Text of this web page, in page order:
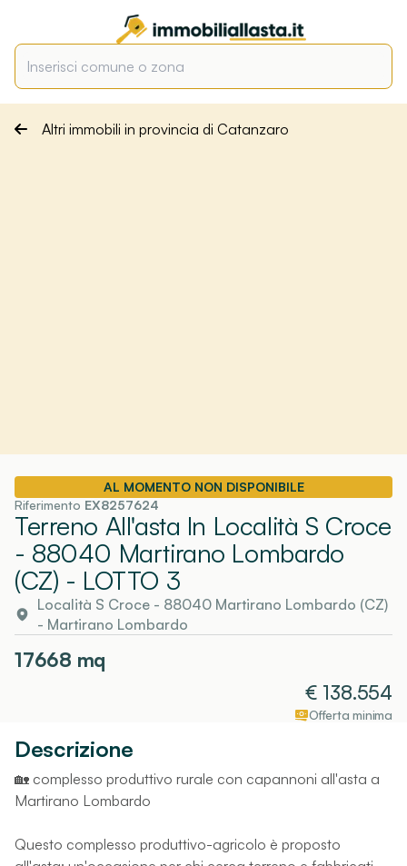
Altri immobili in provincia di Catanzaro
AL MOMENTO NON DISPONIBILE
Riferimento EX8257624
Terreno All'asta In Località S Croce
- 88040 Martirano Lombardo
(CZ) - LOTTO 3
Località S Croce - 88040 Martirano Lombardo (CZ)
- Martirano Lombardo
17668 mq
€ 138.554
Offerta minima
Descrizione
🏡 complesso produttivo rurale con capannoni all'asta a
Martirano Lombardo
Questo complesso produttivo-agricolo è proposto